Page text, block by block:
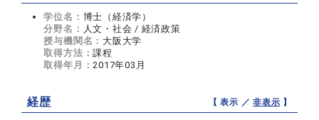
学位名： 博士（経済学）
分野名： 人文・社会 / 経済政策
授与機関名： 大阪大学
取得方法：課程
取得年月：2017年03月
経歴 【 表示 ／非表示 】